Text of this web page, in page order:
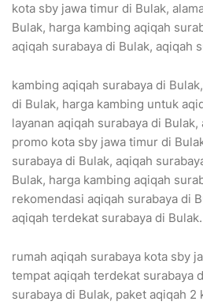
kota sby jawa timur di Bulak,
Bulak, harga kambing aqiqah
aqiqah surabaya di Bulak, aqiqah
kambing aqiqah surabaya di
di Bulak, harga kambing untuk
layanan aqiqah surabaya di
promo kota sby jawa timur di
surabaya di Bulak, aqiqah
Bulak, harga kambing aqiqah
rekomendasi aqiqah surabaya di
aqiqah terdekat surabaya di Bulak.
rumah aqiqah surabaya kota sby
tempat aqiqah terdekat surabaya
surabaya di Bulak, paket aqiqah 2